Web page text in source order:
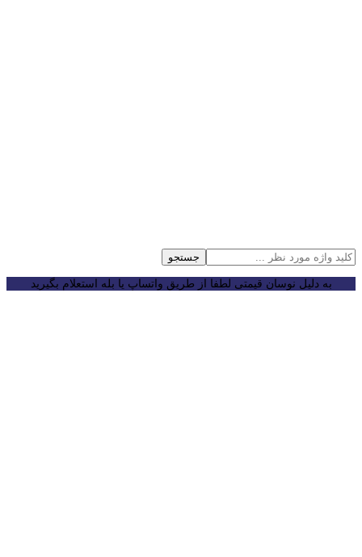
جستجو
به دلیل نوسان قیمتی لطفا از طریق واتساپ یا بله استعلام بگیرید